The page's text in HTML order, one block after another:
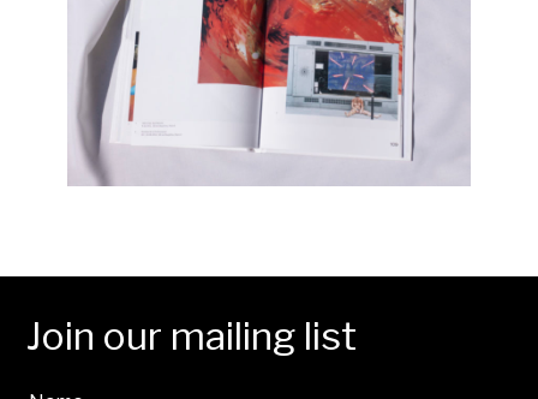
Join our mailing list